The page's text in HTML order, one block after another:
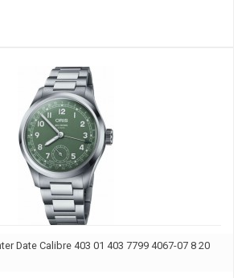
Date Calibre 403 01 403 7799 4067-07 8 20